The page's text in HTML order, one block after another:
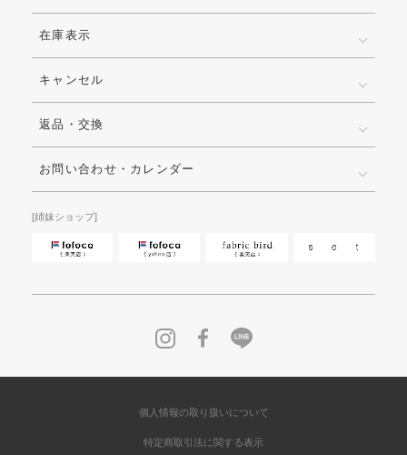
在庫表示
キャンセル
返品・交換
お問い合わせ・カレンダー
[姉妹ショップ]
個人情報の取り扱いについて
特定商取引法に関する表示